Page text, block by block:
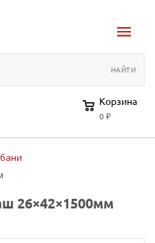
Корзина
0 ₽
26×42×1500мм